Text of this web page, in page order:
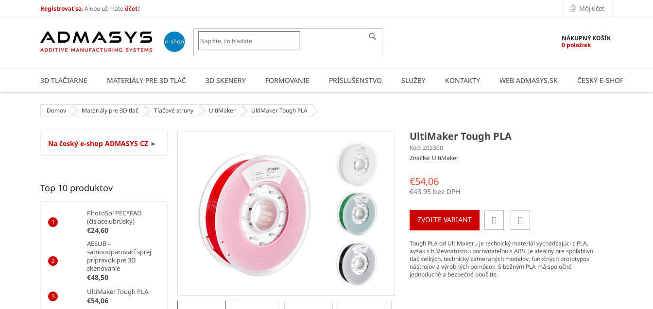
Registrovať sa. Alebo už máte účet? Môj účet
HĽADAŤ
NÁKUPNÝ KOŠÍK
0 položiek
3D TLAČIARNE MATERIÁLY PRE 3D TLAČ 3D SKENERY FORMOVANIE PRÍSLUŠENSTVO SLUŽBY KONTAKTY WEB ADMASYS.SK ČESKÝ E-SHOP
Domov Materiály pre 3D tlač Tlačové struny UltiMaker UltiMaker Tough PLA
p
Na český e-shop ADMASYS CZ ►
Top 10 produktov
PhotoSol PEC*PAD
(čisiace ubrúsky)
€24,60
AESUB –
samoodparovací sprej
prípravok pre 3D
skenovanie
€48,50
UltiMaker Tough PLA
€54,06
UltiMaker Tough PLA
Kód:202300
Značka: UltiMaker
€54,06
€43,95 bez DPH
ZVOĽTE VARIANT
Tough PLA od UltiMakeru je technický materiál vychádzajúci z PLA,
avšak s húževnatosťou porovnateľnú s ABS. Je ideálny pre spoľahlivú
tlač veľkých, technicky zameraných modelov, funkčných prototypov,
nástrojov a výrobných pomôcok. S bežným PLA má spoločné
jednoduché a bezpečné použitie.